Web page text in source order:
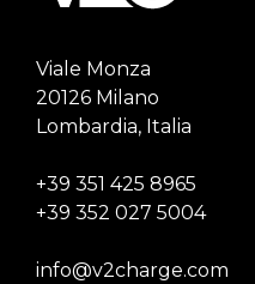
Viale Monza
20126 Milano
Lombardia, Italia
+39 351 425 8965
+39 352 027 5004
info@v2charge.com